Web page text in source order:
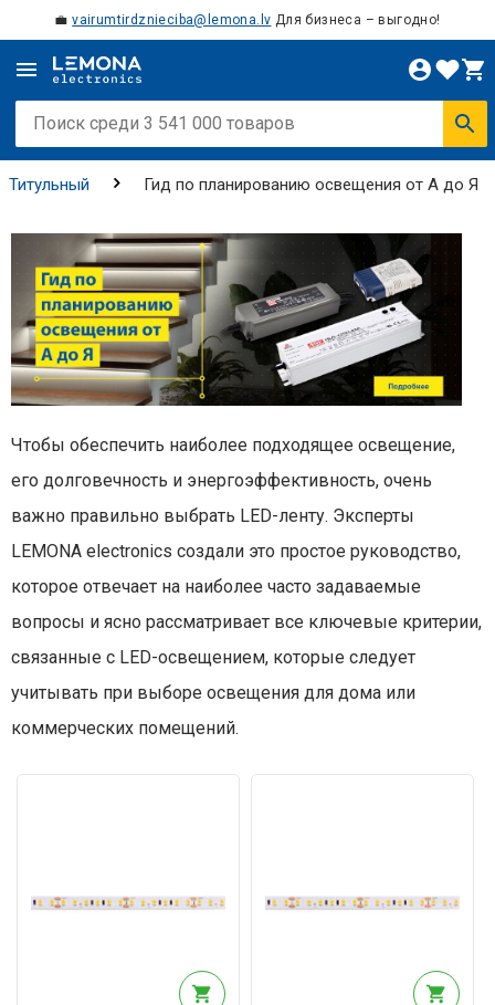
💼vairumtirdznieciba@lemona.lv Для бизнеса – выгодно!
Титульный Гид по планированию освещения от А до Я
Чтобы обеспечить наиболее подходящее освещение,
его долговечность и энергоэффективность, очень
важно правильно выбрать LED-ленту. Эксперты
LEMONA electronics создали это простое руководство,
которое отвечает на наиболее часто задаваемые
вопросы и ясно рассматривает все ключевые критерии,
связанные с LED-освещением, которые следует
учитывать при выборе освещения для дома или
коммерческих помещений.